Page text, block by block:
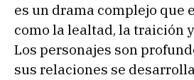
es un drama complejo que
como la lealtad, la traición
Los personajes son
sus relaciones se